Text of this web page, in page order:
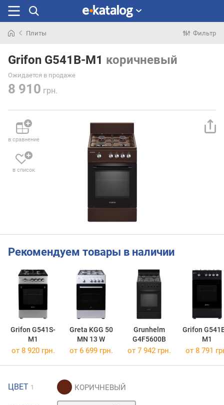
раньше
Плиты Фильтр
Grifon G541B-M1 коричневый
Ожидается в продаже
8 910 грн.
в сравнение
в список
Рекомендуем товары в наличии
Grifon G541S-
M1
Greta KGG 50
MN 13 W
Grunhelm
G4F5600B
Grifon
M1
от 8 920 грн. от 6 699 грн. от 7 942 грн. от 8 791
ЦВЕТ 1